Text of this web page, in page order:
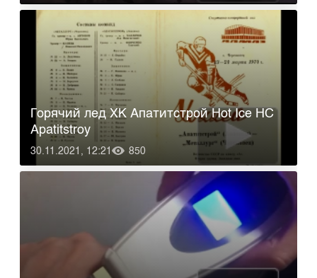
30.11.2021, 12:21 850
Горячий лед ХК Апатитстрой Hot Ice HC
Apatitstroy